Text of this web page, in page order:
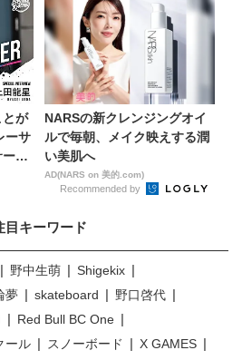
とが
ーサ
ー
NARSの新クレンジングオイ
ルで毎朝、メイク映えする潤
い美肌へ
AD(NARS on 美的.com)
Recommended by
目キーワード
野中生萌
Shigekix
夢 skateboard
野口啓代
Red Bull BC One
ール スノーボード
X GAMES